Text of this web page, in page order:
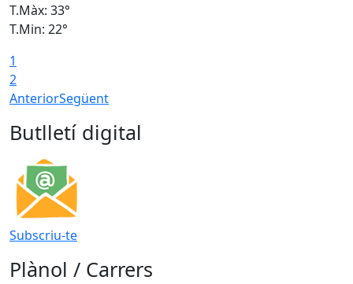
T.Màx: 33°
T.Min: 22°
1
2
AnteriorSegüent
Butlletí digital
Subscriu-te
Plànol / Carrers